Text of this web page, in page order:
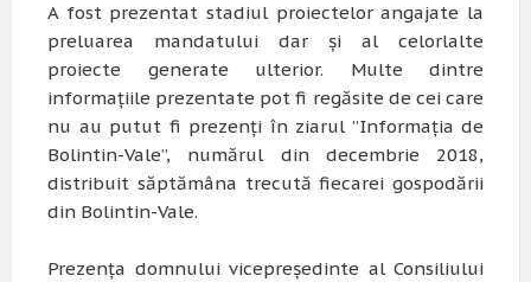
A fost prezentat stadiul proiectelor angajate la
preluarea mandatului dar și al celorlalte
proiecte generate ulterior. Multe dintre
informațiile prezentate pot fi regăsite de cei care
nu au putut fi prezenți în ziarul ”Informația de
Bolintin-Vale”, numărul din decembrie 2018,
distribuit săptămâna trecută fiecarei gospodării
din Bolintin-Vale.
Prezența domnului vicepreședinte al Consiliului